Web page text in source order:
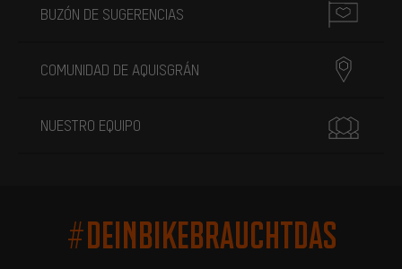
BUZÓN DE SUGERENCIAS
COMUNIDAD DE AQUISGRÁN
NUESTRO EQUIPO
#DEINBIKEBRAUCHTDAS